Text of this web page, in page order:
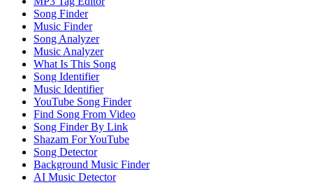
Song Finder
Music Finder
Song Analyzer
Music Analyzer
What Is This Song
Song Identifier
Music Identifier
YouTube Song Finder
Find Song From Video
Song Finder By Link
Shazam For YouTube
Song Detector
Background Music Finder
AI Music Detector